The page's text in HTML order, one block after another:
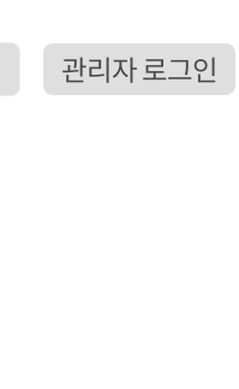
관리자 로그인